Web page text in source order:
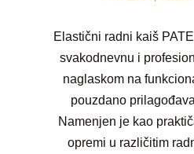
Elastični radni kaiš
svakodnevnu i
naglaskom na
pouzdano
Namenjen je kao
opremi u različitim